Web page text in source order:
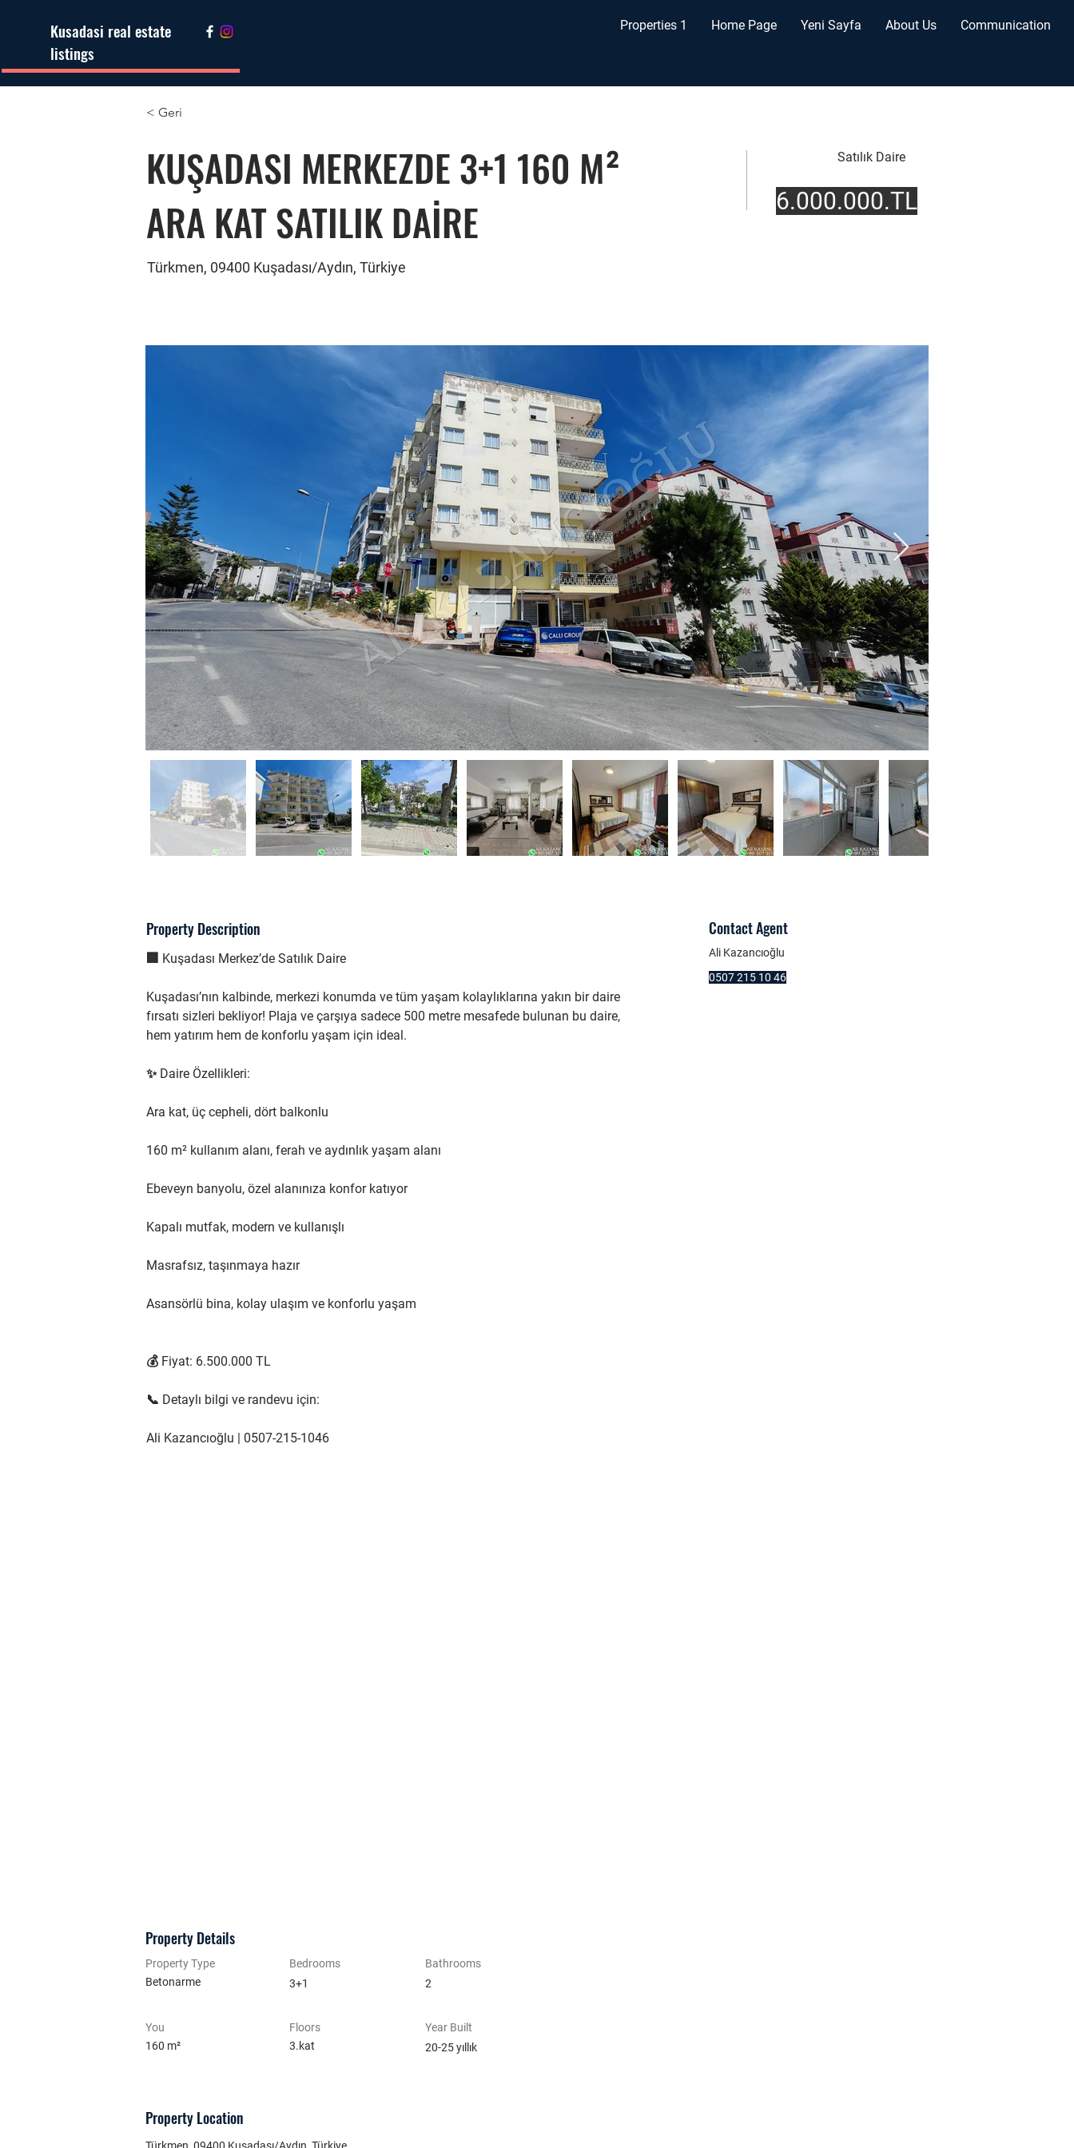
Kusadasi real estate
listings
Properties 1 Home Page Yeni Sayfa About Us Communication
< Geri
KUŞADASI MERKEZDE 3+1 160 M²
ARA KAT SATILIK DAİRE
Türkmen, 09400 Kuşadası/Aydın, Türkiye
Satılık Daire
6.000.000.TL
Property Description
🏢 Kuşadası Merkez’de Satılık Daire
Kuşadası’nın kalbinde, merkezi konumda ve tüm yaşam kolaylıklarına yakın bir daire
fırsatı sizleri bekliyor! Plaja ve çarşıya sadece 500 metre mesafede bulunan bu daire,
hem yatırım hem de konforlu yaşam için ideal.
✨ Daire Özellikleri:
Ara kat, üç cepheli, dört balkonlu
160 m² kullanım alanı, ferah ve aydınlık yaşam alanı
Ebeveyn banyolu, özel alanınıza konfor katıyor
Kapalı mutfak, modern ve kullanışlı
Masrafsız, taşınmaya hazır
Asansörlü bina, kolay ulaşım ve konforlu yaşam
💰 Fiyat: 6.500.000 TL
📞 Detaylı bilgi ve randevu için:
Ali Kazancıoğlu | 0507-215-1046
Contact Agent
Ali Kazancıoğlu
0507 215 10 46
Property Details
Property Type
Betonarme
Bedrooms
3+1
Bathrooms
2
You
160 m²
Floors
3.kat
Year Built
20-25 yıllık
Property Location